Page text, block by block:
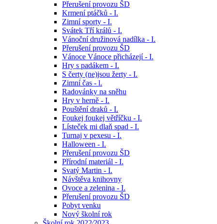
Přerušení provozu ŠD
Krmení ptáčků - I.
Zimní sporty - I.
Svátek Tří králů - I.
Vánoční družinová nadílka - I.
Přerušení provozu ŠD
Vánoce Vánoce přicházejí - I.
Hry s padákem - I.
S čerty (ne)jsou žerty - I.
Zimní čas - l.
Radovánky na sněhu
Hry v herně - I.
Pouštění draků - I.
Foukej foukej větříčku - I.
Lísteček mi dlaň spad - I.
Turnaj v pexesu - I.
Halloween - I.
Přerušení provozu ŠD
Přírodní materiál - I.
Svatý Martin - I.
Návštěva knihovny
Ovoce a zelenina - I.
Přerušení provozu ŠD
Pobyt venku
Nový školní rok